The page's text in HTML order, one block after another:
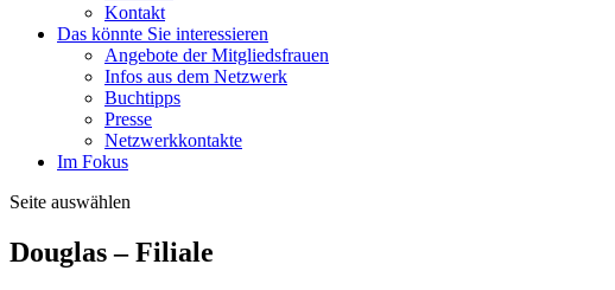
Kontakt
Das könnte Sie interessieren
Angebote der Mitgliedsfrauen
Infos aus dem Netzwerk
Buchtipps
Presse
Netzwerkkontakte
Im Fokus
Seite auswählen
Douglas – Filiale